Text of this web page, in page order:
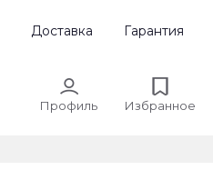
Доставка Гарантия
Профиль Избранное